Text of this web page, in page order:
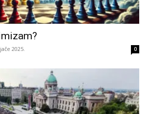
2025. 0